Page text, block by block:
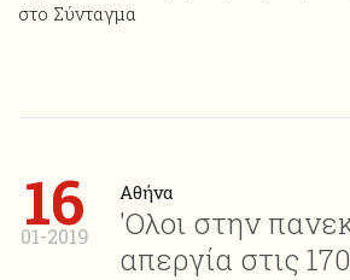
στο Σύνταγμα
16
01-2019
Αθήνα
'Ολοι στην
απεργία στις